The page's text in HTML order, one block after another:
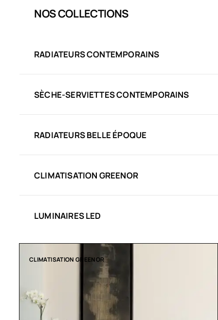
NOS COLLECTIONS
RADIATEURS CONTEMPORAINS
SÈCHE-SERVIETTES CONTEMPORAINS
RADIATEURS BELLE ÉPOQUE
CLIMATISATION GREENOR
LUMINAIRES LED
COLLECTION LT